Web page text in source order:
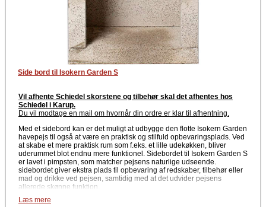
Side bord til Isokern Garden S
Vil afhente Schiedel skorstene og tilbehør skal det afhentes hos
Schiedel i Karup.
Du vil modtage en mail om hvornår din ordre er klar til afhentning.
Med et sidebord kan er det muligt at udbygge den flotte Isokern Garden
havepejs til også at være en praktisk og stilfuld opbevaringsplads. Ved
at skabe et mere praktisk rum som f.eks. et lille udekøkken, bliver
uderummet blot endnu mere funktionel. Sidebordet til Isokern Garden S
er lavet i pimpsten, som matcher pejsens naturlige udseende.
sidebordet giver ekstra plads til opbevaring af redskaber, tilbehør eller
mad og drikke ved pejsen, samtidig med at det udvider pejsens
allerede skønne funktion.
Specifikationer
Læs mere